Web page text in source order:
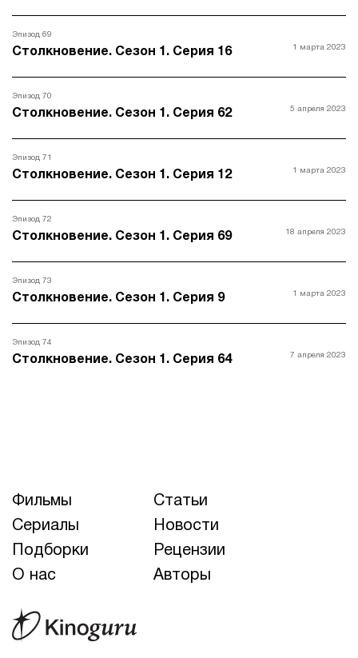
Эпизод 69
Столкновение. Сезон 1. Серия 16 1 марта 2023
Эпизод 70
Столкновение. Сезон 1. Серия 62 5 апреля 2023
Эпизод 71
Столкновение. Сезон 1. Серия 12 1 марта 2023
Эпизод 72
Столкновение. Сезон 1. Серия 69 18 апреля 2023
Эпизод 73
Столкновение. Сезон 1. Серия 9 1 марта 2023
Эпизод 74
Столкновение. Сезон 1. Серия 64 7 апреля 2023
Фильмы
Статьи
Сериалы
Новости
Подборки
Рецензии
О нас
Авторы